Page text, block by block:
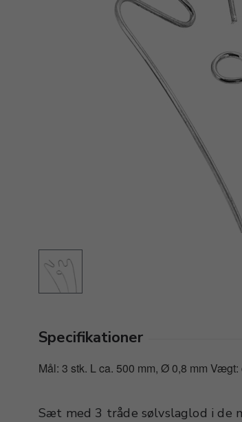
Specifikationer
Mål: 3 stk. L ca. 500 mm, Ø 0,8 mm Vægt:
Sæt med 3 tråde sølvslaglod i de
med V Ekstra veg: mærket med